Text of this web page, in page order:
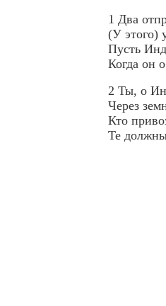
1 Два
(У этого)
Пусть
Когда он
2 Ты, о
Через
Кто
Те